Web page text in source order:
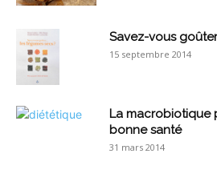
Savez-vous
15 septembre 2014
La macrobiotique
bonne santé
31 mars 2014